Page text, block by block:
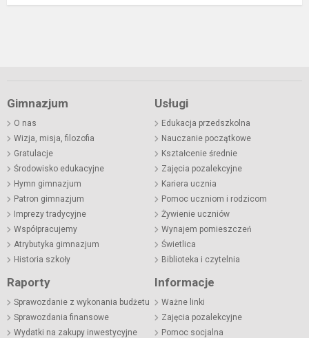
Gimnazjum
O nas
Wizja, misja, filozofia
Gratulacje
Środowisko edukacyjne
Hymn gimnazjum
Patron gimnazjum
Imprezy tradycyjne
Współpracujemy
Atrybutyka gimnazjum
Historia szkoły
Usługi
Edukacja przedszkolna
Nauczanie początkowe
Kształcenie średnie
Zajęcia pozalekcyjne
Kariera ucznia
Pomoc uczniom i rodzicom
Żywienie uczniów
Wynajem pomieszczeń
Świetlica
Biblioteka i czytelnia
Raporty
Sprawozdanie z wykonania budżetu
Sprawozdania finansowe
Wydatki na zakupy inwestycyjne
Informacje
Ważne linki
Zajęcia pozalekcyjne
Pomoc socjalna